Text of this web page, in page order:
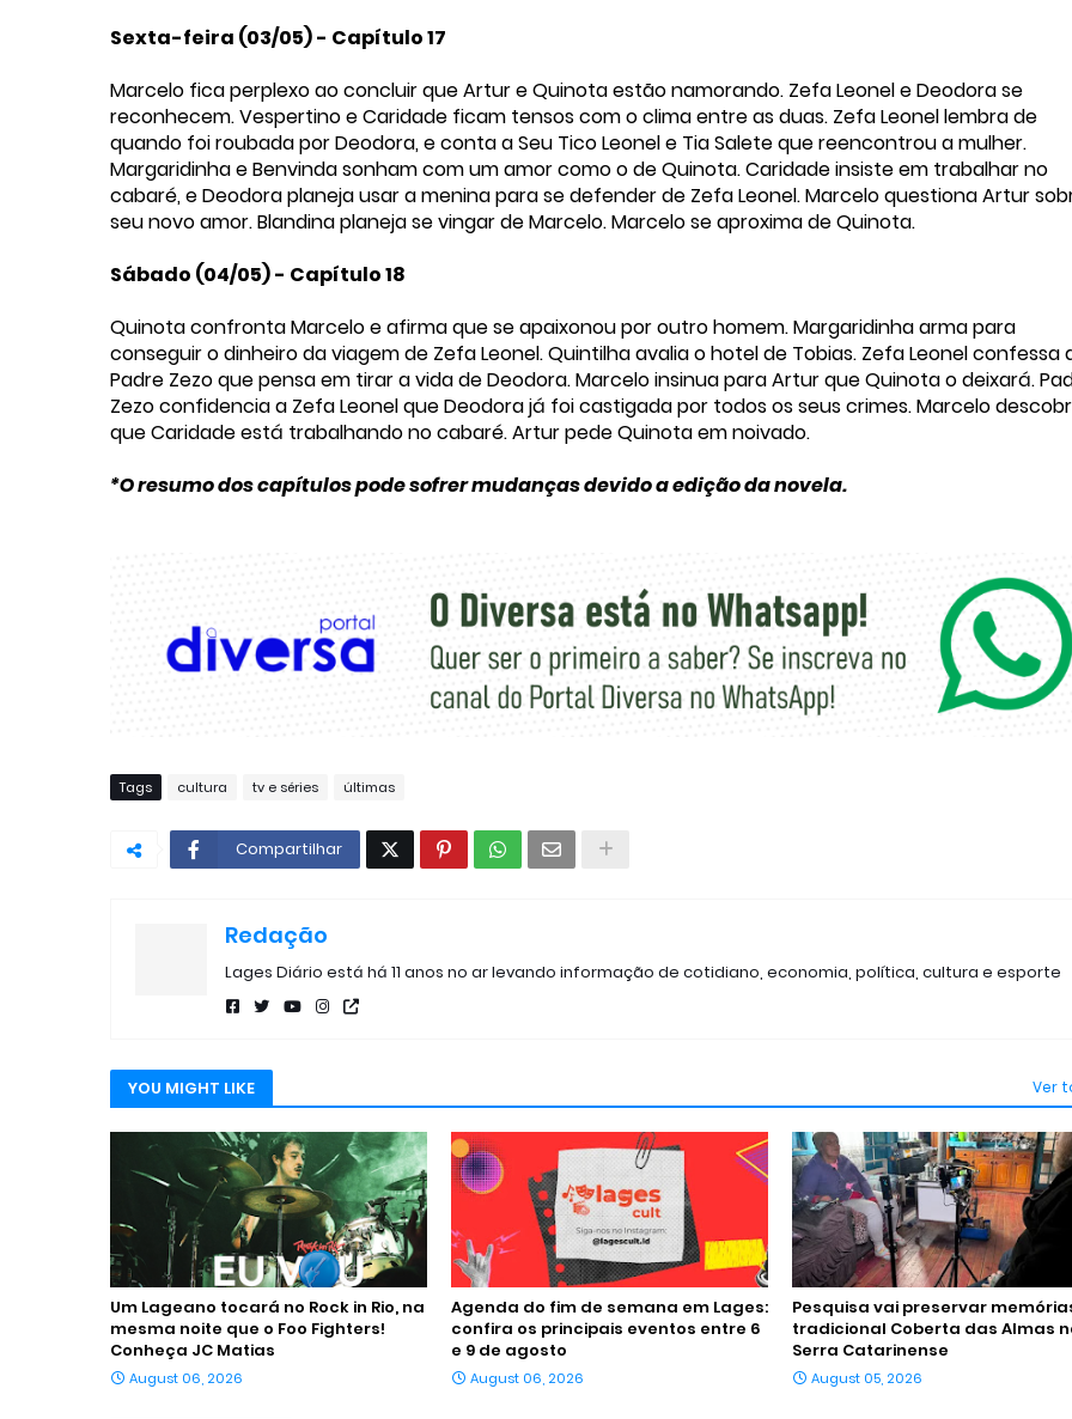
Sexta-feira (03/05) - Capítulo 17
Marcelo fica perplexo ao concluir que Artur e Quinota estão namorando. Zefa Leonel e Deodora se
reconhecem. Vespertino e Caridade ficam tensos com o clima entre as duas. Zefa Leonel lembra de
quando foi roubada por Deodora, e conta a Seu Tico Leonel e Tia Salete que reencontrou a mulher.
Margaridinha e Benvinda sonham com um amor como o de Quinota. Caridade insiste em trabalhar no
cabaré, e Deodora planeja usar a menina para se defender de Zefa Leonel. Marcelo questiona Artur
seu novo amor. Blandina planeja se vingar de Marcelo. Marcelo se aproxima de Quinota.
Sábado (04/05) - Capítulo 18
Quinota confronta Marcelo e afirma que se apaixonou por outro homem. Margaridinha arma para
conseguir o dinheiro da viagem de Zefa Leonel. Quintilha avalia o hotel de Tobias. Zefa Leonel confessa
Padre Zezo que pensa em tirar a vida de Deodora. Marcelo insinua para Artur que Quinota o deixará.
Zezo confidencia a Zefa Leonel que Deodora já foi castigada por todos os seus crimes. Marcelo
que Caridade está trabalhando no cabaré. Artur pede Quinota em noivado.
*O resumo dos capítulos pode sofrer mudanças devido a edição da novela.
Tags cultura tv e séries últimas
Compartilhar
Redação
Lages Diário está há 11 anos no ar levando informação de cotidiano, economia, política, cultura e esporte
YOU MIGHT LIKE Ver
Um Lageano tocará no Rock in Rio, na
mesma noite que o Foo Fighters!
Conheça JC Matias
August 06, 2026
Agenda do fim de semana em Lages:
confira os principais eventos entre 6
e 9 de agosto
August 06, 2026
Pesquisa vai preservar
tradicional Coberta das Almas
Serra Catarinense
August 05, 2026